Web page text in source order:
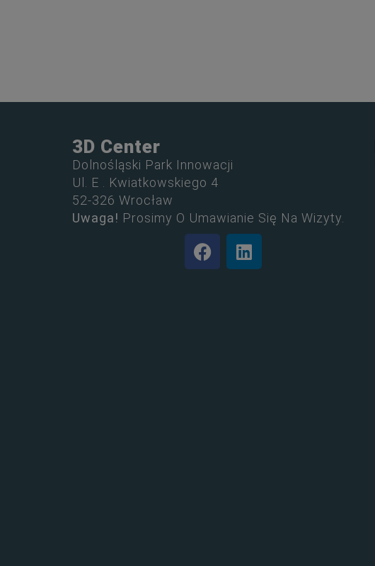
3D Center
Dolnośląski Park Innowacji
Ul. E . Kwiatkowskiego 4
52-326 Wrocław
Uwaga! Prosimy O Umawianie Się Na Wizyty.